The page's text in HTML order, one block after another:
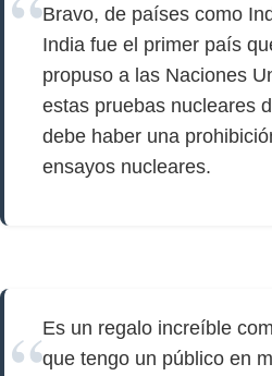
Bravo, de países como
India fue el primer país
propuso a las Naciones
estas pruebas nucleares
debe haber una
ensayos nucleares.
Es un regalo increíble
que tengo un público en